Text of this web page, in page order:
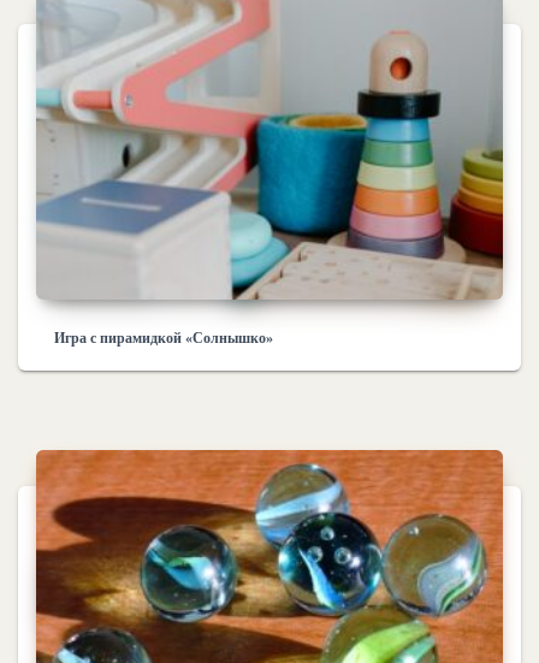
Игра с пирамидкой «Солнышко»